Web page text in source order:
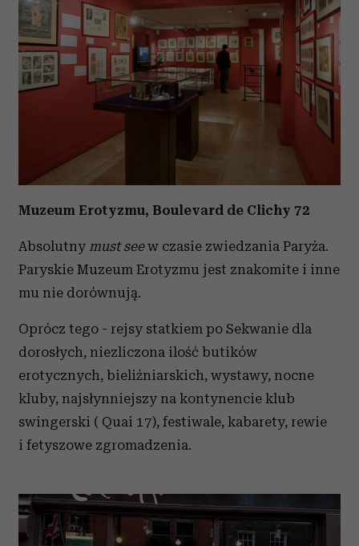
i reklam, aby oferować funkcje społecznościowe i
analizować ruch w naszej witrynie. Informacje o tym, jak
korzystasz z naszej witryny, udostępniamy partnerom
społecznościowym, reklamowym i analitycznym.
Partnerzy mogą połączyć te informacje z innymi danymi
otrzymanymi od Ciebie lub uzyskanymi podczas
korzystania z ich usług.
Muzeum Erotyzmu, Boulevard de Clichy 72
Absolutny must seew czasie zwiedzania Paryża.
Paryskie Muzeum Erotyzmu jest znakomite i inne
mu nie dorównują.
Oprócz tego - rejsy statkiem po Sekwanie dla
dorosłych, niezliczona ilość butików
erotycznych, bieliźniarskich, wystawy, nocne
kluby, najsłynniejszy na kontynencie klub
swingerski ( Quai 17), festiwale, kabarety, rewie
i fetyszowe zgromadzenia.